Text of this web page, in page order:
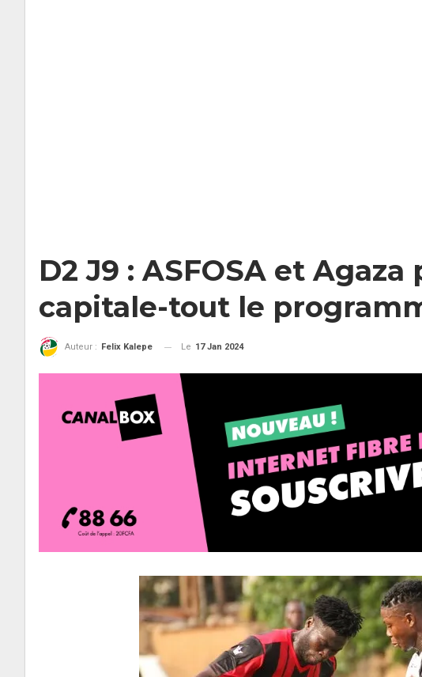
D2 J9 : ASFOSA et
capitale-tout le
Auteur : Felix Kalepe Le 17 Jan 2024